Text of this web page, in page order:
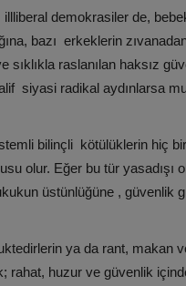
demokrasiler de,
bazı erkeklerin
sıklıkla raslanılan haksız
siyasi radikal aydınlarsa
bilinçli kötülüklerin hiç
olur. Eğer bu tür yasadışı
üstünlüğüne , güvenlik
ya da rant, makan
huzur ve güvenlik içinde